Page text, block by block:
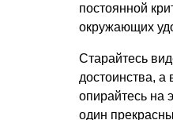
постоянной
окружающих
Старайтесь
достоинства, а
опирайтесь на
один